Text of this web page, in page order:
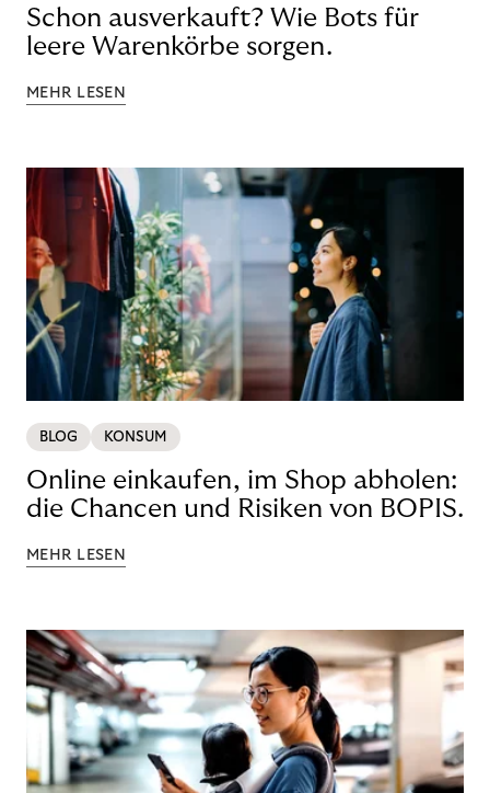
Schon ausverkauft? Wie Bots für
leere Warenkörbe sorgen.
MEHR LESEN
BLOG KONSUM
Online einkaufen, im Shop abholen:
die Chancen und Risiken von BOPIS.
MEHR LESEN